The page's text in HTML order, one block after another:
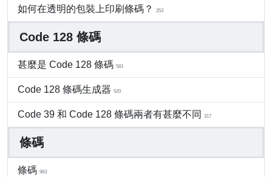
如何在透明的包裝上印刷條碼？ 253
Code 128 條碼
甚麼是 Code 128 條碼 581
Code 128 條碼生成器 520
Code 39 和 Code 128 條碼兩者有甚麼不同 317
條碼
條碼 963